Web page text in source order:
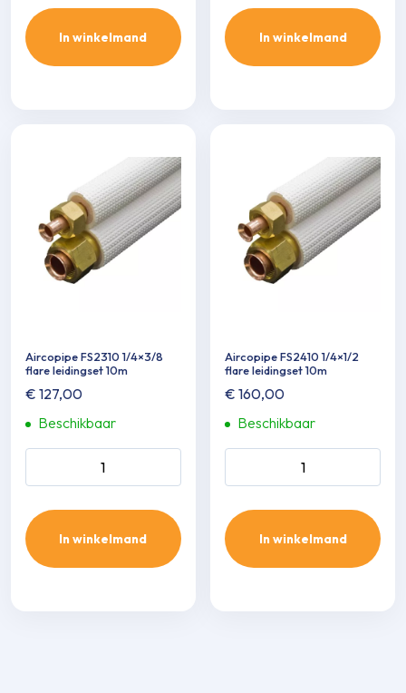
In winkelmand In winkelmand
Aircopipe FS2310 1/4×3/8
flare leidingset 10m
€ 127,00
Beschikbaar
Aircopipe FS2310 1/4x3/8
flare leidingset 10m aantal
In winkelmand
Aircopipe FS2410 1/4×1/2
flare leidingset 10m
€ 160,00
Beschikbaar
Aircopipe FS2410 1/4x1/2
flare leidingset 10m aantal
In winkelmand